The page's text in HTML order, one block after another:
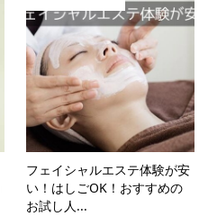
フェイシャルエステ体験が安
い！はしごOK！おすすめの
お試し人...